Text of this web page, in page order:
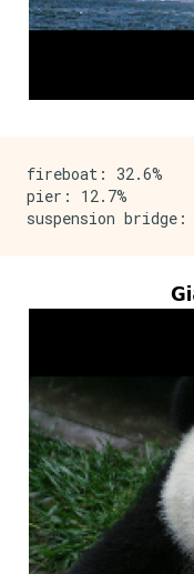
fireboat: 32.6%
pier: 12.7%